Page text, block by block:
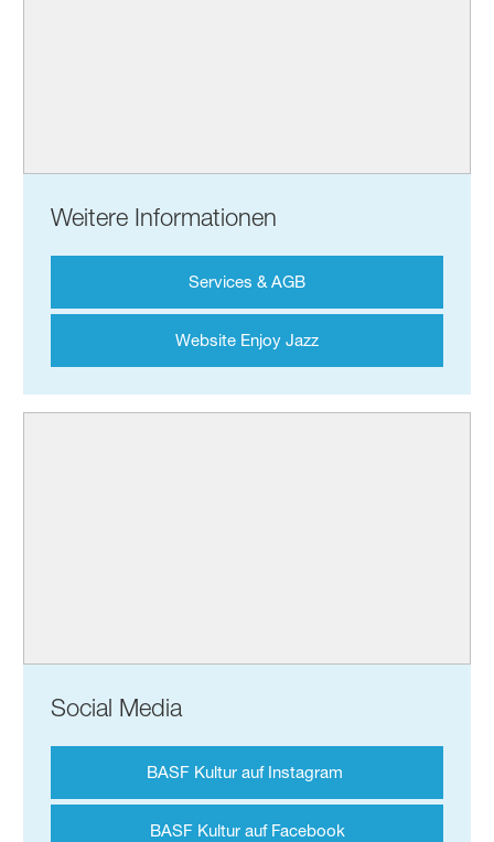
Weitere Informationen
Services & AGB
Website Enjoy Jazz
Social Media
BASF Kultur auf Instagram
BASF Kultur auf Facebook